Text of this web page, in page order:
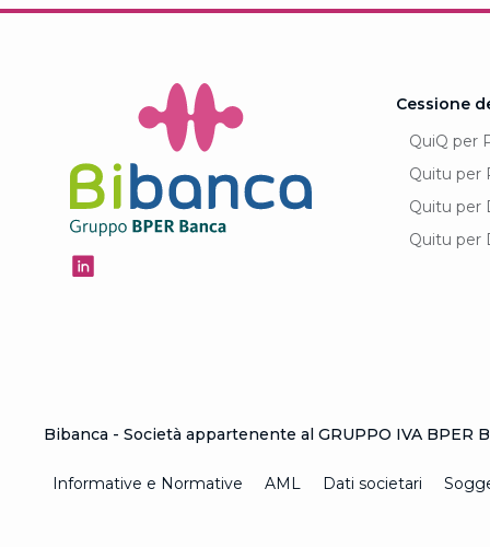
Cessione
QuiQ per
Quitu per
Quitu per
Quitu per
Bibanca - Società appartenente al GRUPPO IVA BPER
Informative e Normative AML Dati societari